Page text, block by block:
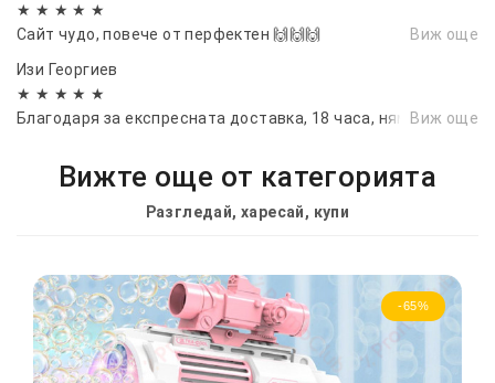
★ ★ ★ ★ ★
Сайт чудо, повече от перфектен 🙌🙌🙌
Виж още
Изи Георгиев
★ ★ ★ ★ ★
Благодаря за експресната доставка, 18 часа, нямам думи
Виж още
Вижте още от категорията
Разгледай, харесай, купи
-65%